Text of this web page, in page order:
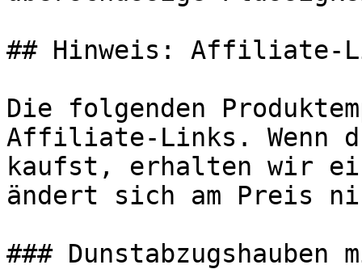
## Hinweis: Affiliate-
Die folgenden
Affiliate-Links. Wenn
kaufst, erhalten wir
ändert sich am Preis
###